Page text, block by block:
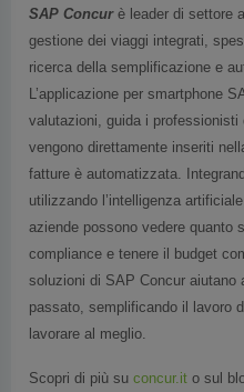
SAP Concurè leader di settore
gestione dei viaggi integrati,
ricerca della semplificazione e
L’applicazione per smartphone
valutazioni, guida i professionisti
vengono direttamente inseriti
fatture è automatizzata.
utilizzando l’intelligenza
aziende possono vedere quanto
compliance e tenere il budget
soluzioni di SAP Concur aiutano
passato, semplificando il lavoro
lavorare al meglio.
Scopri di più su concur.it o sul